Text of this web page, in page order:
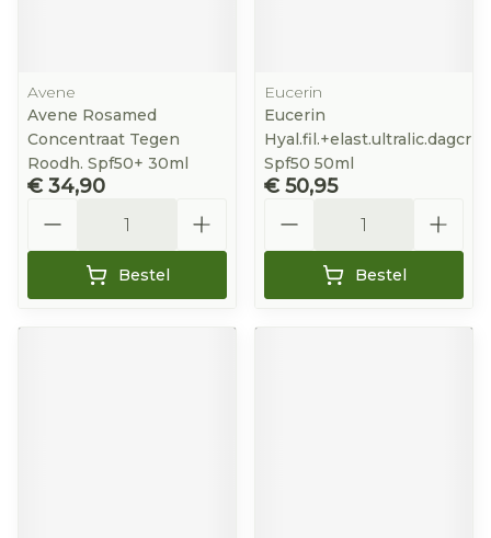
Avene
Avene Rosamed
Concentraat Tegen
Roodh. Spf50+ 30ml
€ 34,90
Bestel
Eucerin
Eucerin
Hyal.fil.+elast.ultralic.dagcr
Spf50 50ml
€ 50,95
Bestel